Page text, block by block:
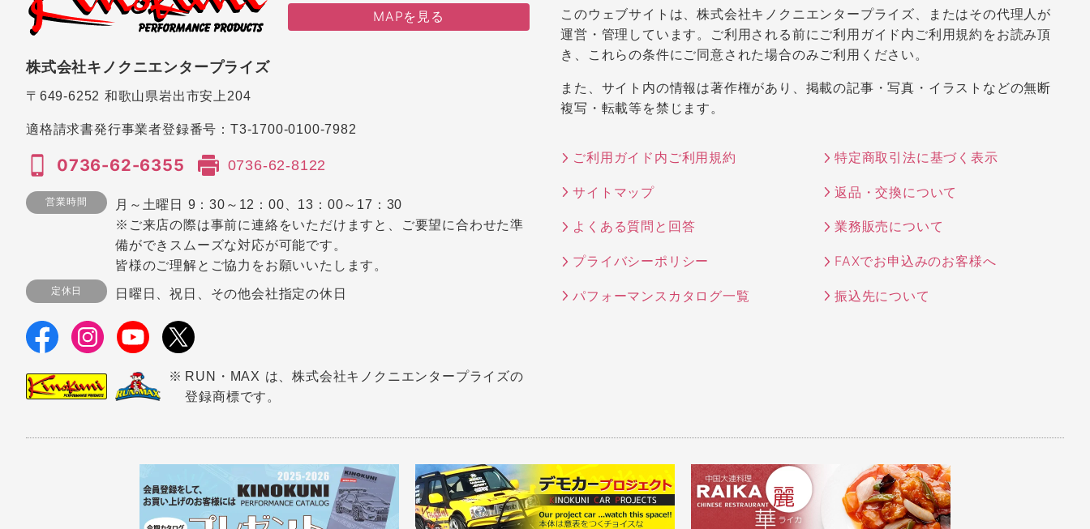
MAPを見る
株式会社キノクニエンタープライズ
〒649-6252 和歌山県岩出市安上204
適格請求書発行事業者登録番号：T3-1700-0100-7982
0736-62-6355 0736-62-8122
営業時間
月～土曜日 9：30～12：00、13：00～17：30
※ご来店の際は事前に連絡をいただけますと、ご要望に合わせた準
備ができスムーズな対応が可能です。
皆様のご理解とご協力をお願いいたします。
定休日 日曜日、祝日、その他会社指定の休日
RUN・MAX は、株式会社キノクニエンタープライズの
登録商標です。
このウェブサイトは、株式会社キノクニエンタープライズ、またはその代理人が
運営・管理しています。ご利用される前にご利用ガイド内ご利用規約をお読み頂
き、これらの条件にご同意された場合のみご利用ください。
また、サイト内の情報は著作権があり、掲載の記事・写真・イラストなどの無断
複写・転載等を禁じます。
ご利用ガイド内ご利用規約 特定商取引法に基づく表示
サイトマップ 返品・交換について
よくある質問と回答 業務販売について
プライバシーポリシー FAXでお申込みのお客様へ
パフォーマンスカタログ一覧 振込先について